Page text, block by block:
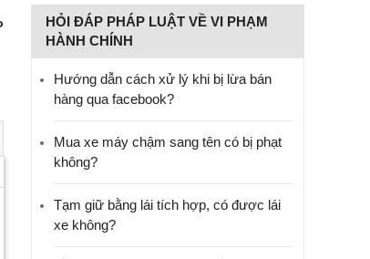
HỎI ĐÁP PHÁP LUẬT VỀ VI PHẠM
HÀNH CHÍNH
Hướng dẫn cách xử lý khi bị lừa bán
hàng qua facebook?
Mua xe máy chậm sang tên có bị phạt
không?
Tạm giữ bằng lái tích hợp, có được lái
xe không?